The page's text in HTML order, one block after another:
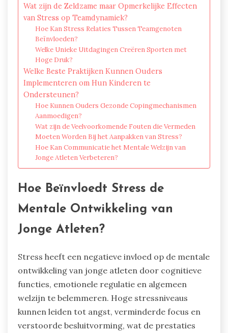
Wat zijn de Zeldzame maar Opmerkelijke Effecten
van Stress op Teamdynamiek?
Hoe Kan Stress Relaties Tussen Teamgenoten
Beïnvloeden?
Welke Unieke Uitdagingen Creëren Sporten met
Hoge Druk?
Welke Beste Praktijken Kunnen Ouders
Implementeren om Hun Kinderen te
Ondersteunen?
Hoe Kunnen Ouders Gezonde Copingmechanismen
Aanmoedigen?
Wat zijn de Veelvoorkomende Fouten die Vermeden
Moeten Worden Bij het Aanpakken van Stress?
Hoe Kan Communicatie het Mentale Welzijn van
Jonge Atleten Verbeteren?
Hoe Beïnvloedt Stress de
Mentale Ontwikkeling van
Jonge Atleten?
Stress heeft een negatieve invloed op de mentale
ontwikkeling van jonge atleten door cognitieve
functies, emotionele regulatie en algemeen
welzijn te belemmeren. Hoge stressniveaus
kunnen leiden tot angst, verminderde focus en
verstoorde besluitvorming, wat de prestaties